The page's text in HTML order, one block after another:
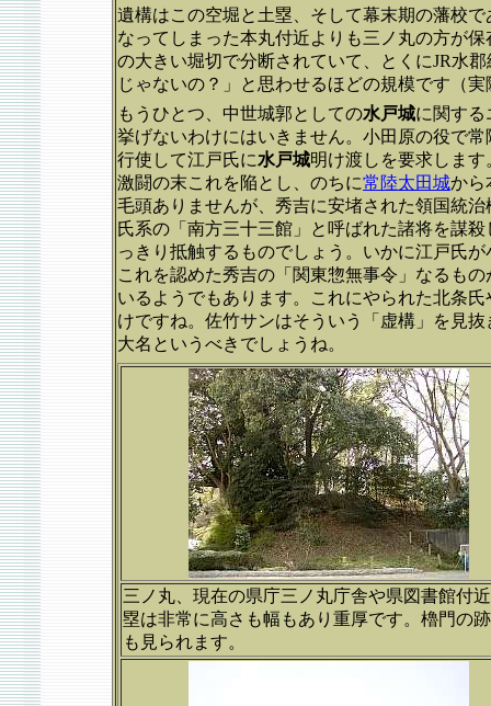
遺構はこの空堀と土塁、そして幕末期の藩校
なってしまった本丸付近よりも三ノ丸の方が
の大きい堀切で分断されていて、とくにJR水
じゃないの？」と思わせるほどの規模です（
もうひとつ、中世城郭としての水戸城に関する
挙げないわけにはいきません。小田原の役で
行使して江戸氏に水戸城明け渡しを要求しま
激闘の末これを陥とし、のちに常陸太田城から
毛頭ありませんが、秀吉に安堵された領国統
氏系の「南方三十三館」と呼ばれた諸将を謀
っきり抵触するものでしょう。いかに江戸氏
これを認めた秀吉の「関東惣無事令」なるも
いるようでもあります。これにやられた北条
けですね。佐竹サンはそういう「虚構」を見
大名というべきでしょうね。
三ノ丸、現在の県庁三ノ丸庁舎や県図書館付
塁は非常に高さも幅もあり重厚です。櫓門の
も見られます。